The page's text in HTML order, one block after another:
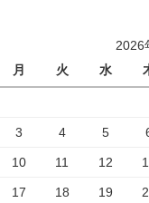
2026
月
火 水
3 4 5
10 11 12
17 18 19